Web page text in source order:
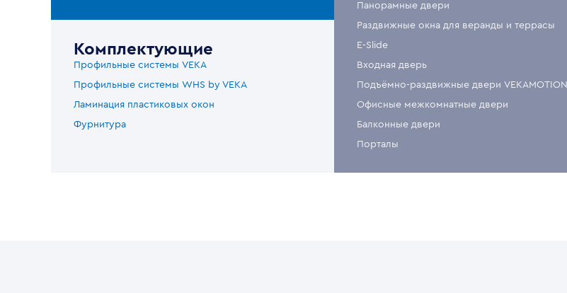
Комплектующие
Профильные системы VEKA
Профильные системы WHS by VEKA
Ламинация пластиковых окон
Фурнитура
Панорамные двери
Раздвижные окна для веранды и террасы
E-Slide
Входная дверь
Подъёмно-раздвижные двери VEKAMOTION
Офисные межкомнатные двери
Балконные двери
Порталы